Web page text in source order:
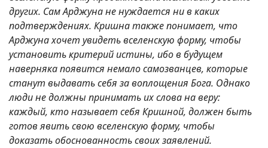
других. Сам Арджуна не нуждается ни в каких
подтверждениях. Кришна также понимает, что
Арджуна хочет увидеть вселенскую форму, чтобы
установить критерий истины, ибо в будущем
наверняка появится немало самозванцев, которые
станут выдавать себя за воплощения Бога. Однако
люди не должны принимать их слова на веру:
каждый, кто называет себя Кришной, должен быть
готов явить свою вселенскую форму, чтобы
доказать обоснованность своих заявлений.